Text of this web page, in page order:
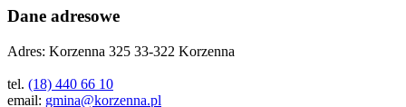
Dane adresowe
Adres: Korzenna 325 33-322 Korzenna
tel. (18) 440 66 10
email: gmina@korzenna.pl